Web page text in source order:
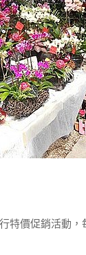
價促銷活動，